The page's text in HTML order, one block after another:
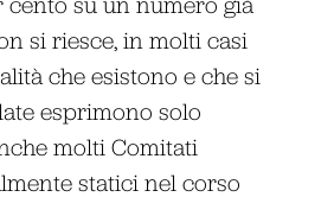
si riesce, in molti casi
che esistono e che si
esprimono solo
molti Comitati
statici nel corso